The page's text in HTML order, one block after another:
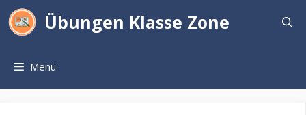
Zum
Inhalt
Übungen Klasse Zone
Menü